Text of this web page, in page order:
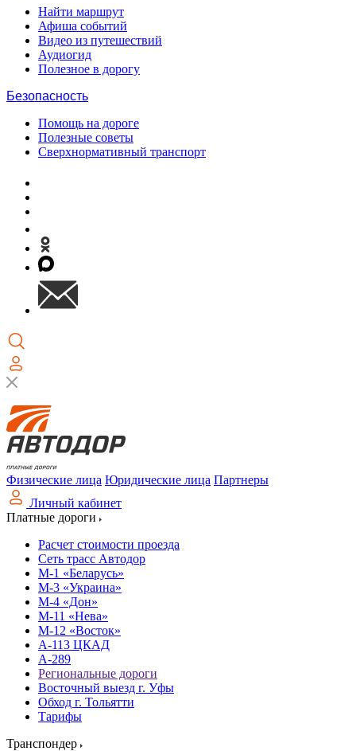
Найти маршрут
Афиша событий
Видео из путешествий
Аудиогид
Полезное в дорогу
Безопасность
Помощь на дороге
Полезные советы
Сверхнормативный транспорт
Физические лица Юридические лица Партнеры
Личный кабинет
Платные дороги
Расчет стоимости проезда
Сеть трасс Автодор
М-1 «Беларусь»
М-3 «Украина»
М-4 «Дон»
М-11 «Нева»
М-12 «Восток»
А-113 ЦКАД
А-289
Региональные дороги
Восточный выезд г. Уфы
Обход г. Тольятти
Тарифы
Транспондер